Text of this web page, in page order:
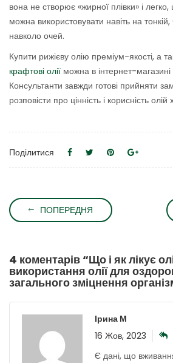
вона не створює «жирної плівки» і
можна використовувати навіть на тонкій,
навколо очей.
Купити рижієву олію преміум-якості, а
крафтові олії можна в інтернет-
Консультанти завжди готові прийняти
розповісти про цінність і корисність
Поділитися
ПОПЕРЕДНЯ
4 коментарів “Що і як лікує
використання олії для
загального зміцнення
Ірина М
16 Жов, 2023
Є дані, що